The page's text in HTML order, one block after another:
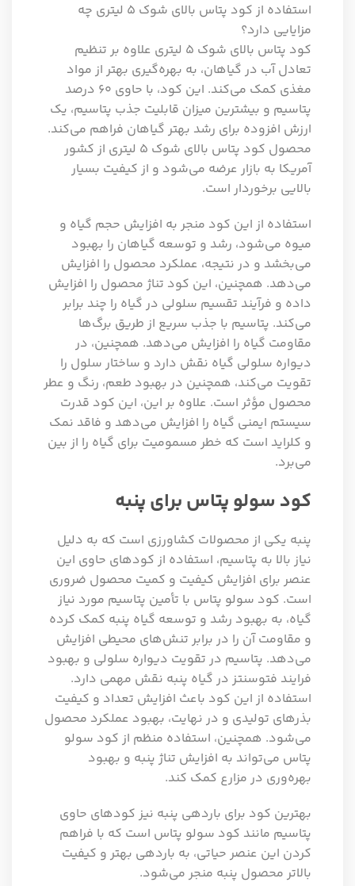
استفاده از کود پتاس بالای شوک ۵ لیتری چه
مزایایی دارد؟
کود پتاس بالای شوک ۵ لیتری علاوه بر تنظیم
تعادل آب در گیاهان، به بهره‌گیری بهتر از مواد
مغذی کمک می‌کند. این کود، با حاوی ۶۰ درصد
پتاسیم و بیشترین میزان قابلیت جذب پتاسیم، یک
ارزش افزوده برای رشد بهتر گیاهان فراهم می‌کند.
محصول کود پتاس بالای شوک ۵ لیتری از کشور
آمریکا به بازار عرضه می‌شود و از کیفیت بسیار
بالایی برخوردار است.
استفاده از این کود منجر به افزایش حجم گیاه و
میوه می‌شود، رشد و توسعه گیاهان را بهبود
می‌بخشد و در نتیجه، عملکرد محصول را افزایش
می‌دهد. همچنین، این کود تناژ محصول را افزایش
داده و فرآیند تقسیم سلولی در گیاه را چند برابر
می‌کند. پتاسیم با جذب سریع از طریق برگ‌ها
مقاومت گیاه را افزایش می‌دهد. همچنین، در
دیواره سلولی گیاه نقش دارد و ساختار سلول را
تقویت می‌کند، همچنین در بهبود طعم، رنگ و عطر
محصول مؤثر است. علاوه بر این، این کود قدرت
سیستم ایمنی گیاه را افزایش می‌دهد و فاقد نمک
و کلراید است که خطر مسمومیت برای گیاه را از بین
می‌برد.
کود سولو پتاس برای پنبه
پنبه یکی از محصولات کشاورزی است که به دلیل
نیاز بالا به پتاسیم، استفاده از کودهای حاوی این
عنصر برای افزایش کیفیت و کمیت محصول ضروری
است. کود سولو پتاس با تأمین پتاسیم مورد نیاز
گیاه، به بهبود رشد و توسعه گیاه پنبه کمک کرده
و مقاومت آن را در برابر تنش‌های محیطی افزایش
می‌دهد. پتاسیم در تقویت دیواره سلولی و بهبود
فرایند فتوسنتز در گیاه پنبه نقش مهمی دارد.
استفاده از این کود باعث افزایش تعداد و کیفیت
بذرهای تولیدی و در نهایت، بهبود عملکرد محصول
می‌شود. همچنین، استفاده منظم از کود سولو
پتاس می‌تواند به افزایش تناژ پنبه و بهبود
بهره‌وری در مزارع کمک کند.
بهترین کود برای باردهی پنبه نیز کودهای حاوی
پتاسیم مانند کود سولو پتاس است که با فراهم
کردن این عنصر حیاتی، به باردهی بهتر و کیفیت
بالاتر محصول پنبه منجر می‌شود.